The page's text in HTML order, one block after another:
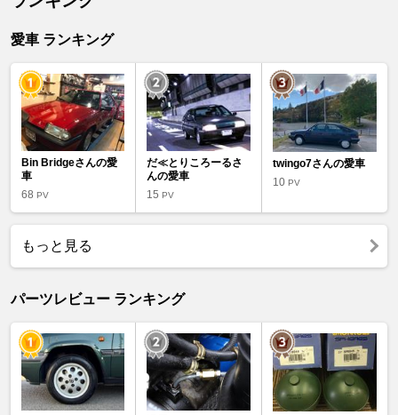
愛車 ランキング
Bin Bridgeさんの愛
車
68 PV
だ≪とりころーるさ
んの愛車
15PV
twingo7さんの愛車
10 PV
もっと見る
パーツレビュー ランキング